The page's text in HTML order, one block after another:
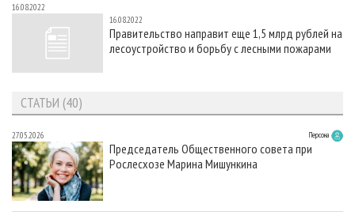
16.08.2022
16.08.2022
Правительство направит еще 1,5 млрд рублей на
лесоустройство и борьбу с лесными пожарами
СТАТЬИ (40)
27.05.2026 Персона
Председатель Общественного совета при
Рослесхозе Марина Мишункина